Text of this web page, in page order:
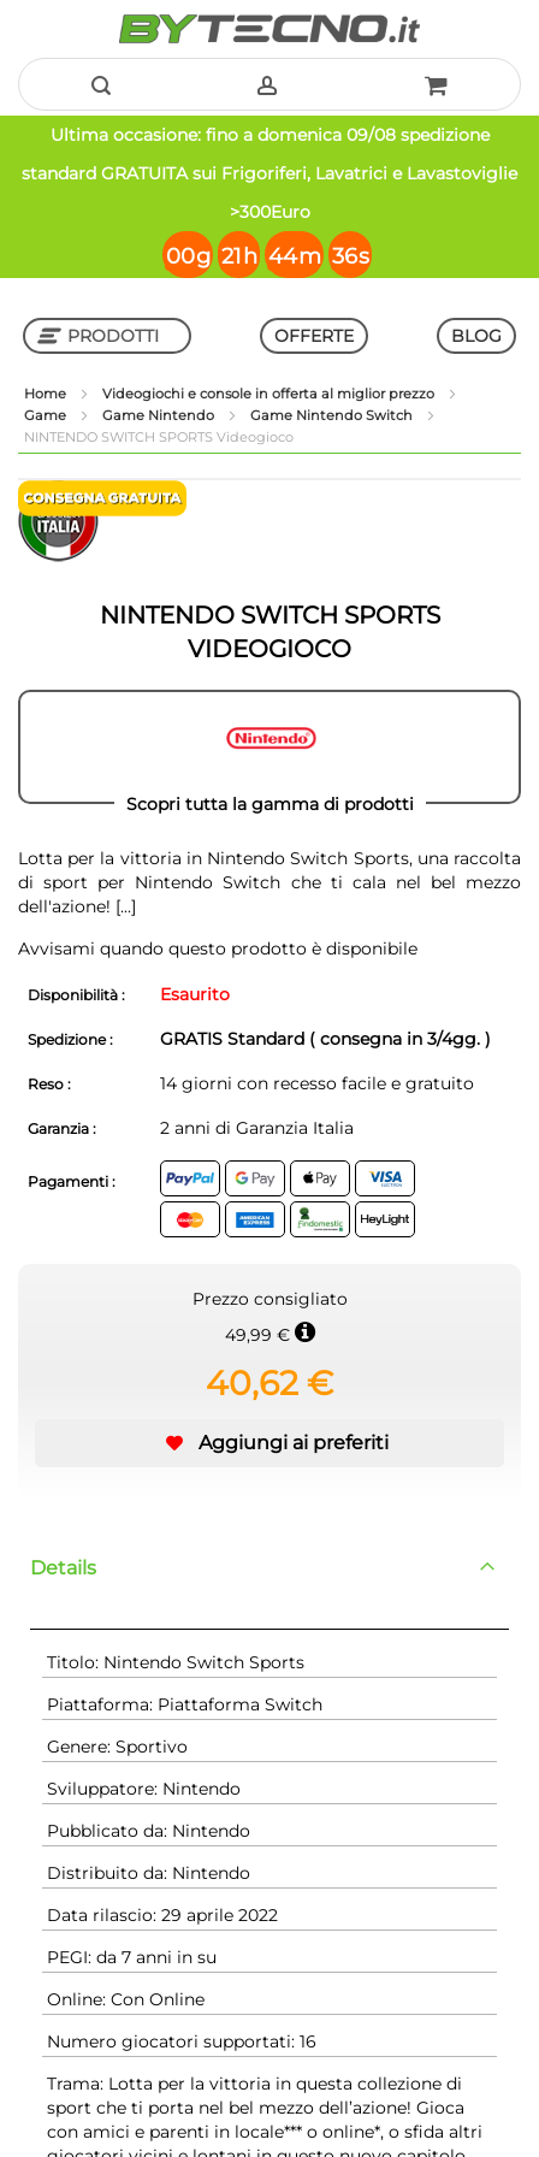
Salta
al
Ultima occasione: fino a domenica 09/08 spedizione
standard GRATUITA sui Frigoriferi, Lavatrici e Lavastoviglie
>300Euro
00g 21h 44m 36s
PRODOTTI
Shop in Shop
OFFERTE BLOG
Home
Videogiochi e console in offerta al miglior prezzo
Game
Game Nintendo
Game Nintendo Switch
NINTENDO SWITCH SPORTS Videogioco
Vai
alla
fine
della
Vai
all'inizio
della
galleria
NINTENDO SWITCH SPORTS
VIDEOGIOCO
Scopri tutta la gamma di prodotti
Lotta per la vittoria in Nintendo Switch Sports, una raccolta
di sport per Nintendo Switch che ti cala nel bel mezzo
dell'azione! [...]
Avvisami quando questo prodotto è disponibile
Disponibilità : Esaurito
Spedizione : GRATIS Standard ( consegna in 3/4gg. )
Reso : 14 giorni con recesso facile e gratuito
Garanzia : 2 anni di Garanzia Italia
Pagamenti :
Prezzo consigliato
49,99 €
40,62 €
Aggiungi ai preferiti
Details
Titolo: Nintendo Switch Sports
Piattaforma: Piattaforma Switch
Genere: Sportivo
Sviluppatore: Nintendo
Pubblicato da: Nintendo
Distribuito da: Nintendo
Data rilascio: 29 aprile 2022
PEGI: da 7 anni in su
Online: Con Online
Numero giocatori supportati: 16
Trama: Lotta per la vittoria in questa collezione di
sport che ti porta nel bel mezzo dell’azione! Gioca
con amici e parenti in locale*** o online*, o sfida altri